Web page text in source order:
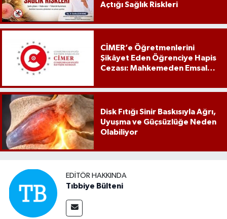
Açtığı Sağlık Riskleri
CİMER’e Öğretmenlerini
Şikâyet Eden Öğrenciye Hapis
Cezası: Mahkemeden Emsal
Disk Fıtığı Sinir Baskısıyla Ağrı,
Uyuşma ve Güçsüzlüğe Neden
Olabiliyor
EDITÖR HAKKINDA
Tıbbiye Bülteni